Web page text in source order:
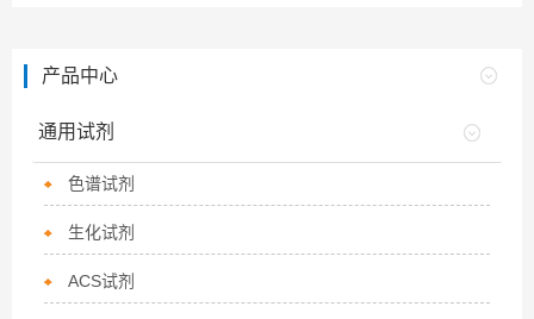
产品中心
通用试剂
色谱试剂
生化试剂
ACS试剂